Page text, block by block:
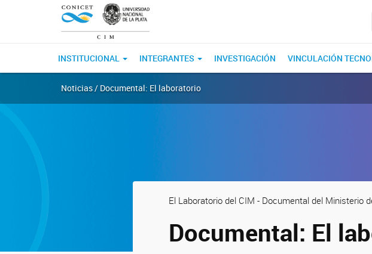
INSTITUCIONAL INTEGRANTES INVESTIGACIÓN VINCULACIÓN
Noticias / Documental: El laboratorio
El Laboratorio del CIM - Documental del Ministerio
Documental: El